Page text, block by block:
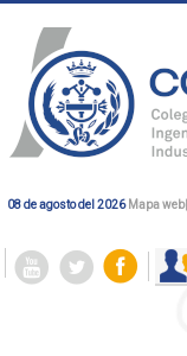
08 de agosto del 2026 Mapa web|